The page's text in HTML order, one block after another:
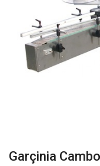
Garçinia